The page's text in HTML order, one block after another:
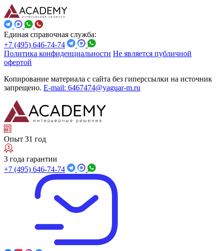
Единая справочная служба:
+7 (495) 646-74-74
Политика конфиденциальности Не является публичной
офертой
Копирование материала с сайта без гиперссылки на источник
запрещено. E-mail: 6467474@yaguar-m.ru
Опыт 31 год
3 года гарантии
+7 (495) 646-74-74